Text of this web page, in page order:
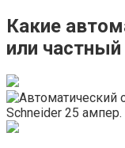
Какие
или